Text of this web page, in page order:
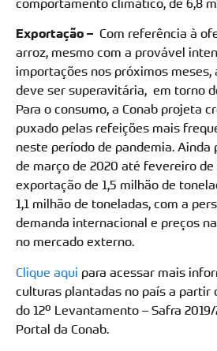
Exportação – Com referência à
arroz, mesmo com a provável
importações nos próximos meses,
deve ser superavitária, em torno
Para o consumo, a Conab projeta
puxado pelas refeições mais
neste período de pandemia. Ainda
de março de 2020 até fevereiro de
exportação de 1,5 milhão de
1,1 milhão de toneladas, com a
demanda internacional e preços
no mercado externo.
Clique aqui para acessar mais
culturas plantadas no país a partir
do 12º Levantamento – Safra
Portal da Conab.